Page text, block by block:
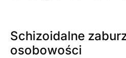
Schizoidalne
osobowości